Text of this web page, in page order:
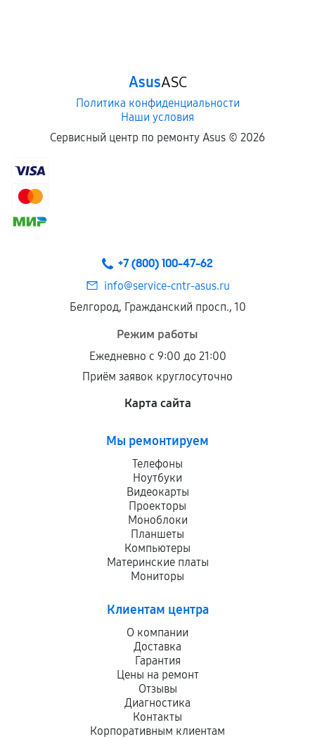
AsusASC
Политика конфиденциальности
Наши условия
Сервисный центр по ремонту Asus © 2026
+7 (800) 100-47-62
info@service-cntr-asus.ru
Белгород, Гражданский просп., 10
Режим работы
Ежедневно с 9:00 до 21:00
Приём заявок круглосуточно
Карта сайта
Мы ремонтируем
Телефоны
Ноутбуки
Видеокарты
Проекторы
Моноблоки
Планшеты
Компьютеры
Материнские платы
Мониторы
Клиентам центра
О компании
Доставка
Гарантия
Цены на ремонт
Отзывы
Диагностика
Контакты
Корпоративным клиентам